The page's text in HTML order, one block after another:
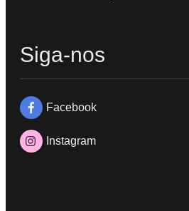
Siga-nos
Facebook
Instagram